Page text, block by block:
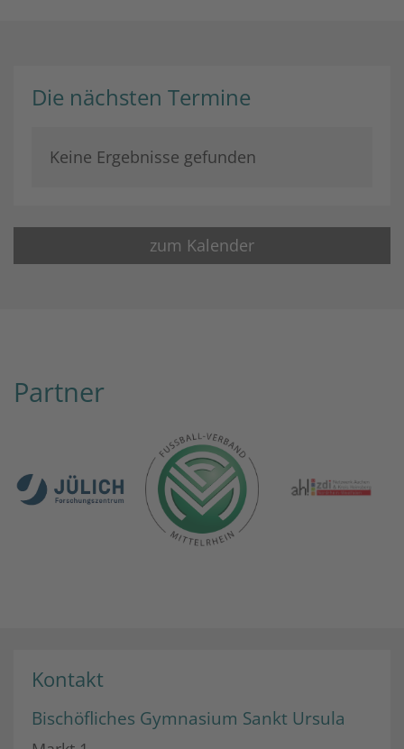
Die nächsten Termine
Keine Ergebnisse gefunden
zum Kalender
Partner
Kontakt
Bischöfliches Gymnasium Sankt Ursula